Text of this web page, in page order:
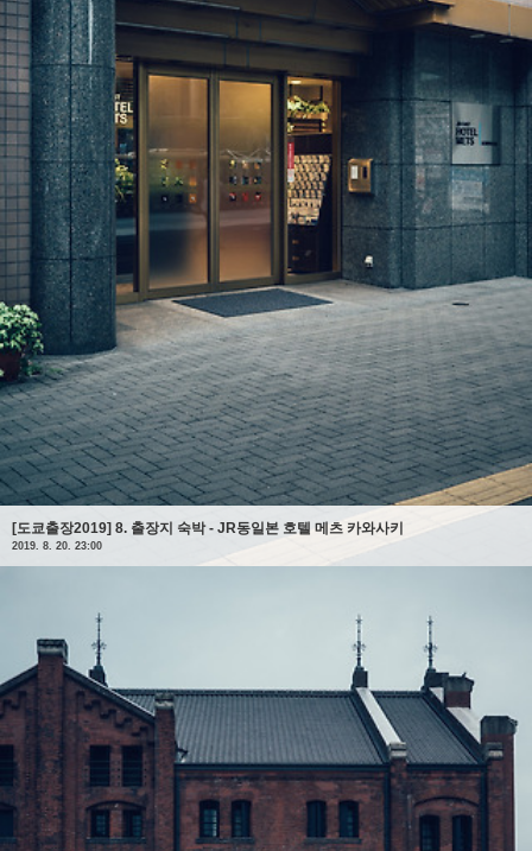
[도쿄출장2019] 8. 출장지 숙박 - JR동일본 호텔 메츠 카와사키
2019. 8. 20. 23:00